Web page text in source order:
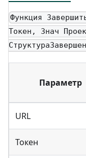
Функция
Токен, Знач
Параметр
URL
Токен